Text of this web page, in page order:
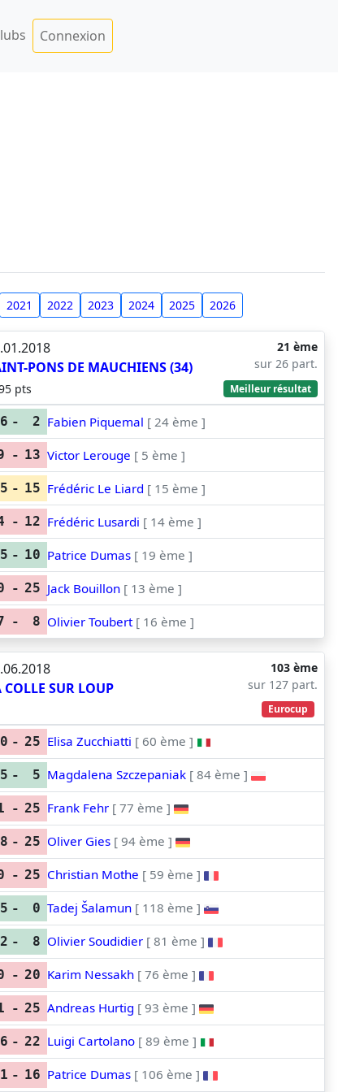
Connexion
2021 2022 2023 2024 2025 2026
PONS DE MAUCHIENS (34)
21 ème
sur 26 part.
pts
Meilleur résultat
- 2 Fabien Piquemal [ 24 ème ]
- 13 Victor Lerouge [ 5 ème ]
- 15 Frédéric Le Liard [ 15 ème ]
- 12 Frédéric Lusardi [ 14 ème ]
- 10 Patrice Dumas [ 19 ème ]
- 25 Jack Bouillon [ 13 ème ]
- 8 Olivier Toubert [ 16 ème ]
COLLE SUR LOUP
103 ème
sur 127 part.
Eurocup
- 25 Elisa Zucchiatti [ 60 ème ]
- 5 Magdalena Szczepaniak [ 84 ème ]
- 25 Frank Fehr [ 77 ème ]
- 25 Oliver Gies [ 94 ème ]
- 25 Christian Mothe [ 59 ème ]
- 0 Tadej Šalamun [ 118 ème ]
- 8 Olivier Soudidier [ 81 ème ]
- 20 Karim Nessakh [ 76 ème ]
- 25 Andreas Hurtig [ 93 ème ]
- 22 Luigi Cartolano [ 89 ème ]
- 16 Patrice Dumas [ 106 ème ]